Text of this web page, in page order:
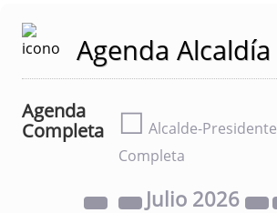
Agenda Alcaldía
Agenda
Completa
☐ Alcalde-Presidente
Completa
Julio 2026